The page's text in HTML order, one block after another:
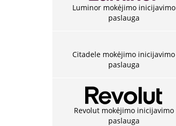
Luminor mokėjimo inicijavimo
paslauga
Citadele mokėjimo inicijavimo
paslauga
Revolut mokėjimo inicijavimo
paslauga